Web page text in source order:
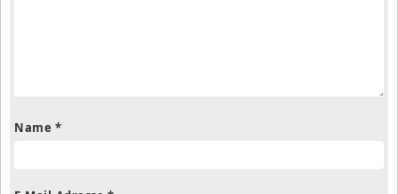
Name *